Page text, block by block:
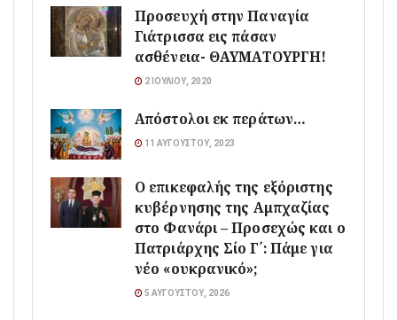
Προσευχή στην Παναγία
Γιάτρισσα εις πάσαν
ασθένεια- ΘΑΥΜΑΤΟΥΡΓΗ!
2 ΙΟΥΛΊΟΥ, 2020
Απόστολοι εκ περάτων…
11 ΑΥΓΟΎΣΤΟΥ, 2023
Ο επικεφαλής της εξόριστης
κυβέρνησης της Αμπχαζίας
στο Φανάρι – Προσεχώς και ο
Πατριάρχης Σίο Γ΄: Πάμε για
νέο «ουκρανικό»;
5 ΑΥΓΟΎΣΤΟΥ, 2026